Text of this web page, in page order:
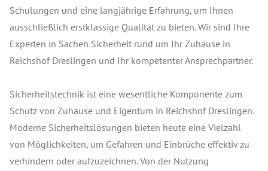
Schulungen und eine langjährige Erfahrung, um Ihnen
ausschließlich erstklassige Qualität zu bieten. Wir sind Ihre
Experten in Sachen Sicherheit rund um Ihr Zuhause in
Reichshof Dreslingen und Ihr kompetenter Ansprechpartner.
Sicherheitstechnik ist eine wesentliche Komponente zum
Schutz von Zuhause und Eigentum in Reichshof Dreslingen.
Moderne Sicherheitslösungen bieten heute eine Vielzahl
von Möglichkeiten, um Gefahren und Einbrüche effektiv zu
verhindern oder aufzuzeichnen. Von der Nutzung